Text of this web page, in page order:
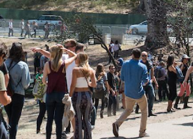
に
移
動